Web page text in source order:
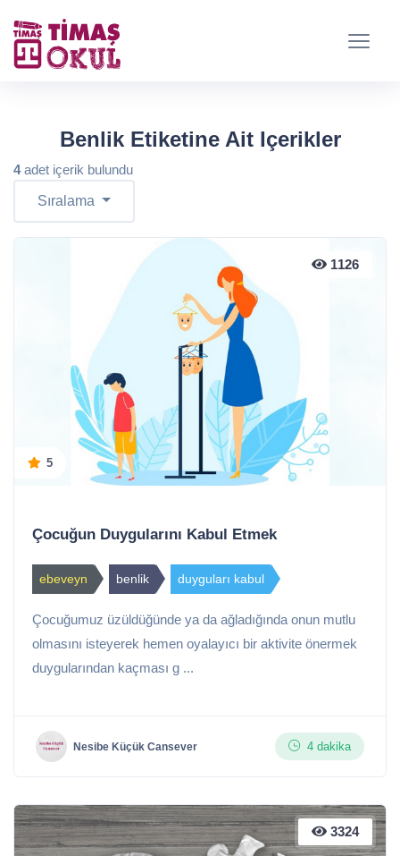
Benlik Etiketine Ait Içerikler
4adet içerik bulundu
Sıralama
1126
5
Çocuğun Duygularını Kabul Etmek
ebeveyn benlik duyguları kabul
Çocuğumuz üzüldüğünde ya da ağladığında onun mutlu
olmasını isteyerek hemen oyalayıcı bir aktivite önermek
duygularından kaçması g ...
Nesibe Küçük Cansever 4 dakika
3324